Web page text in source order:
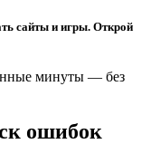
сайты и игры. Открой
минуты — без
ошибок